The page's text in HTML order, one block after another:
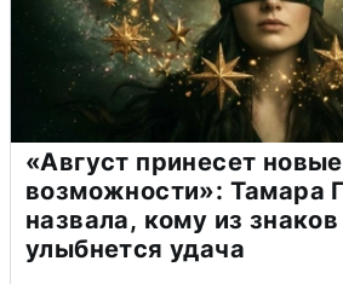
«Август принесет новые
возможности»: Тамара
назвала, кому из
улыбнется удача